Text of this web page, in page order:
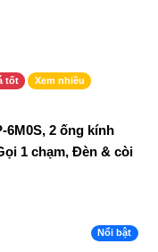
tốt
Xem nhiều
6M0S, 2 ống kính
1 chạm, Đèn & còi
Nổi bật